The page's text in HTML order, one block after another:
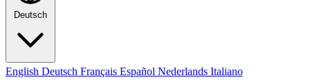
Deutsch
English Deutsch Français Español Nederlands Italiano